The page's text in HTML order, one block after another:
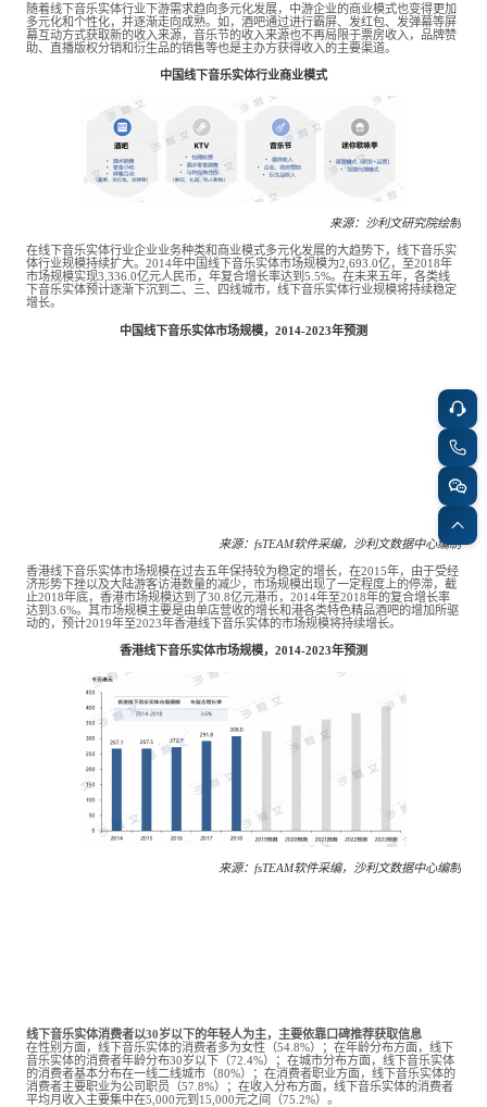
教育与培训 航运及港口
农林牧渔
商业航空
随着线下音乐实体行业下游需求趋向多元化发展，中游企业的商业模式也变得更加
多元化和个性化，并逐渐走向成熟。如，酒吧通过进行霸屏、发红包、发弹幕等屏
幕互动方式获取新的收入来源，音乐节的收入来源也不再局限于票房收入，品牌赞
助、直播版权分销和衍生品的销售等也是主办方获得收入的主要渠道。
中国线下音乐实体行业商业模式
来源：沙利文研究院绘制
在线下音乐实体行业企业业务种类和商业模式多元化发展的大趋势下，线下音乐实
体行业规模持续扩大。2014年中国线下音乐实体市场规模为2,693.0亿，至2018年
市场规模实现3,336.0亿元人民币，年复合增长率达到5.5%。在未来五年，各类线
下音乐实体预计逐渐下沉到二、三、四线城市，线下音乐实体行业规模将持续稳定
增长。
中国线下音乐实体市场规模，2014-2023年预测
来源：fsTEAM软件采编，沙利文数据中心编制
香港线下音乐实体市场规模在过去五年保持较为稳定的增长，在2015年，由于受经
济形势下挫以及大陆游客访港数量的减少，市场规模出现了一定程度上的停滞，截
止2018年底，香港市场规模达到了30.8亿元港币，2014年至2018年的复合增长率
达到3.6%。其市场规模主要是由单店营收的增长和港各类特色精品酒吧的增加所驱
动的，预计2019年至2023年香港线下音乐实体的市场规模将持续增长。
香港线下音乐实体市场规模，2014-2023年预测
来源：fsTEAM软件采编，沙利文数据中心编制
线下音乐实体消费者以30岁以下的年轻人为主，主要依靠口碑推荐获取信息
在性别方面，线下音乐实体的消费者多为女性（54.8%）；在年龄分布方面，线下
音乐实体的消费者年龄分布30岁以下（72.4%）；在城市分布方面，线下音乐实体
的消费者基本分布在一线二线城市（80%）；在消费者职业方面，线下音乐实体的
消费者主要职业为公司职员（57.8%）；在收入分布方面，线下音乐实体的消费者
平均月收入主要集中在5,000元到15,000元之间（75.2%）。